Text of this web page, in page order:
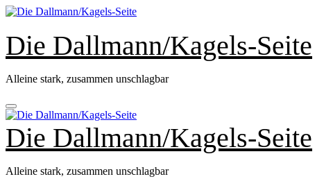
Zum
springen
Die Dallmann/Kagels-Seite
Alleine stark, zusammen unschlagbar
Die Dallmann/Kagels-Seite
Alleine stark, zusammen unschlagbar